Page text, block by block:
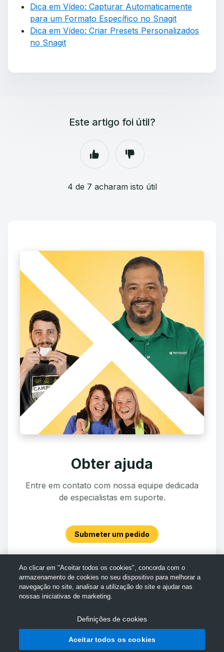
Dica em Vídeo: Capturar Automaticamente
para um Formato Específico no Snagit
Dica em Vídeo: Criar Presets Personalizados
no Snagit
Este artigo foi útil?
4 de 7 acharam isto útil
Obter ajuda
Entre em contato com nossa equipe dedicada
de especialistas em suporte.
Submeter um pedido
Ao clicar em "Aceitar todos os cookies", concorda com o
armazenamento de cookies no seu dispositivo para melhorar a
navegação no site, analisar a utilização do site e ajudar nas
nossas iniciativas de marketing.
Definições de cookies
Aceitar todos os cookies